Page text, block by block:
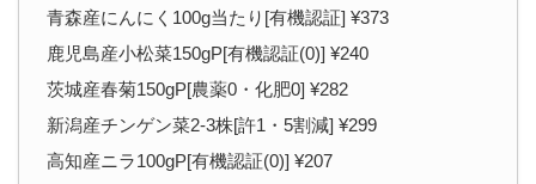
青森産にんにく100g当たり[有機認証] ¥373
鹿児島産小松菜150gP[有機認証(0)] ¥240
茨城産春菊150gP[農薬0・化肥0] ¥282
新潟産チンゲン菜2-3株[許1・5割減] ¥299
高知産ニラ100gP[有機認証(0)] ¥207